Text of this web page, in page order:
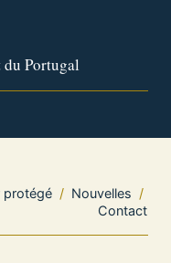
Portugal
protégé / Nouvelles /
Contact